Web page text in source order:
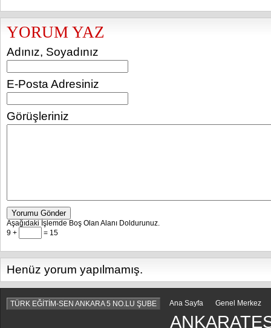
YORUM YAZ
Adınız, Soyadınız
E-Posta Adresiniz
Görüşleriniz
Yorumu Gönder
Aşağıdaki İşlemde Boş Olan Alanı Doldurunuz.
9 +
= 15
Henüz yorum yapılmamış.
TÜRK EĞİTİM-SEN ANKARA 5 NO.LU ŞUBE Ana Sayfa Genel Merkez